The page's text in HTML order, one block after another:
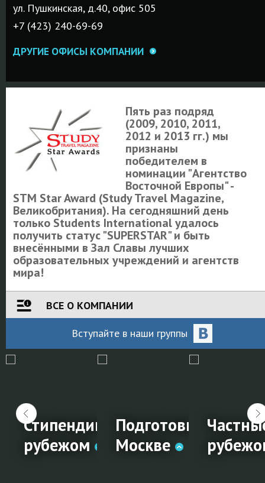
ул. Пушкинская, д.40, офис 505
+7 (423) 240-69-69
ДРУГИЕ ОФИСЫ КОМПАНИИ
Пять раз подряд
(2009, 2010, 2011,
2012 и 2013 гг.) мы
признаны
победителем в
номинации "Агентство
Восточной Европы" -
STM Star Award (Study Travel Magazine,
Великобритания). На сегодняшний день
только Students International удалось
получить статус "SUPERSTAR" и быть
внесёнными в Зал Славы лучших
образовательных учреждений и агентств
мира!
ВСЕ О КОМПАНИИ
Вступайте в наши группы
городе!
Стипендии на обучение за
рубежом
Подготовка к IELTS
Москве